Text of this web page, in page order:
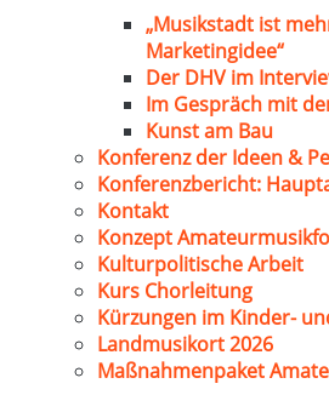
„Musikstadt ist
Marketingidee“
Der DHV im
Im Gespräch mit
Kunst am Bau
Konferenz der Ideen &
Konferenzbericht:
Kontakt
Konzept
Kulturpolitische Arbeit
Kurs Chorleitung
Kürzungen im Kinder-
Landmusikort 2026
Maßnahmenpaket